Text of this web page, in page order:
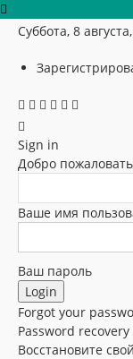
Суббота, 8
Sign in
Добро
Ваше имя
Ваш пароль
Forgot your
Password recovery
Восстановите